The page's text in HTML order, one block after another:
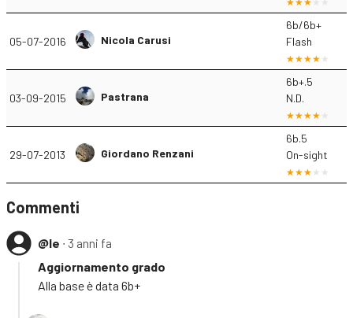
05-07-2016 Nicola Carusi
6b/6b+
Flash
03-09-2015 Pastrana
6b+.5
N.D.
29-07-2013 Giordano Renzani
6b.5
On-sight
Commenti
@le ∙ 3 anni fa
Aggiornamento grado
Alla base è data 6b+